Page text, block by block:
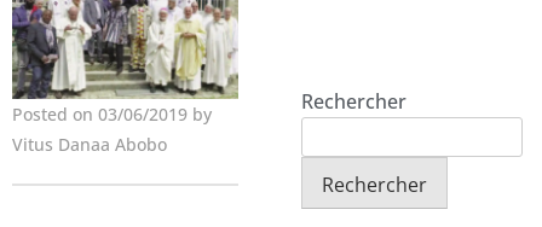
Posted on 03/06/2019 by
Vitus Danaa Abobo
Rechercher
Rechercher